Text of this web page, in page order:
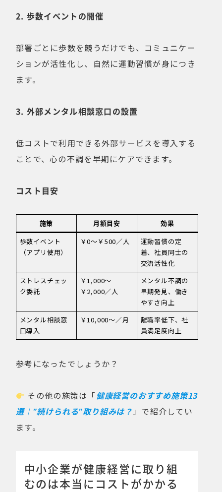
2. 歩数イベントの開催
部署ごとに歩数を競うだけでも、コミュニケー
ションが活性化し、自然に運動習慣が身につき
ます。
3. 外部メンタル相談窓口の設置
低コストで利用できる外部サービスを導入する
ことで、心の不調を早期にケアできます。
コスト目安
施策 月額目安
効果
歩数イベント
（アプリ使用）
￥0〜￥500／人
運動習慣の定
着、社員同士の
交流活性化
ストレスチェッ
ク委託
￥1,000〜
￥2,000／人
メンタル不調の
早期発見、働き
やすさ向上
メンタル相談窓
口導入
￥10,000〜／月
離職率低下、社
員満足度向上
参考になったでしょうか？
その他の施策は「 健康経営のおすすめ施策13
選｜”続けられる”取り組みは？ 」で紹介してい
ます。
中小企業が健康経営に取り組
むのは本当にコストがかかる